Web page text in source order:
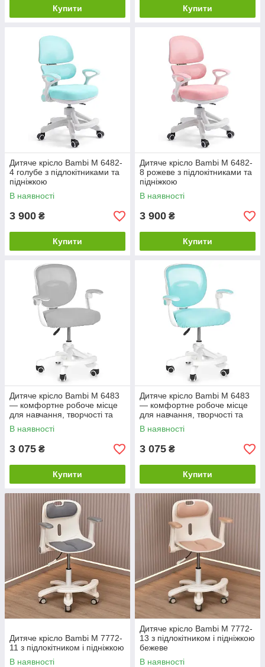
Купити Купити
Дитяче крісло Bambi M 6482-
4 голубе з підлокітниками та
підніжкою
В наявності
3 900 ₴
Купити
Дитяче крісло Bambi M 6482-
8 рожеве з підлокітниками та
підніжкою
В наявності
3 900 ₴
Купити
Дитяче крісло Bambi M 6483
— комфортне робоче місце
для навчання, творчості та
відпочинку
В наявності
3 075 ₴
Купити
Дитяче крісло Bambi M 6483
— комфортне робоче місце
для навчання, творчості та
відпочинку
В наявності
3 075 ₴
Купити
Дитяче крісло Bambi M 7772-
11 з підлокітником і підніжкою
В наявності
Дитяче крісло Bambi M 7772-
13 з підлокітником і підніжкою
бежеве
В наявності